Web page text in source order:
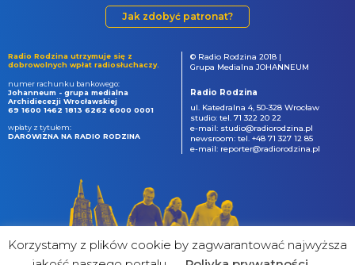
Jak zdobyć patronat?
Radio Rodzina utrzymuje się z
dobrowolnych wpłat radiosłuchaczy.
numer rachunku bankowego:
Johanneum - grupa medialna
Archidiecezji Wrocławskiej
69 1600 1462 1813 6262 6000 0001
wpłaty z tytułem:
DAROWIZNA NA RADIO RODZINA
© Radio Rodzina 2018 |
Grupa Medialna JOHANNEUM
Radio Rodzina
ul. Katedralna 4, 50-328 Wrocław
studio: tel. 71 322 20 22
e-mail: studio@radiorodzina.pl
newsroom: tel. +48 71 327 12 85
e-mail: reporter@radiorodzina.pl
Korzystamy z plików cookie by zagwarantować najwyższa